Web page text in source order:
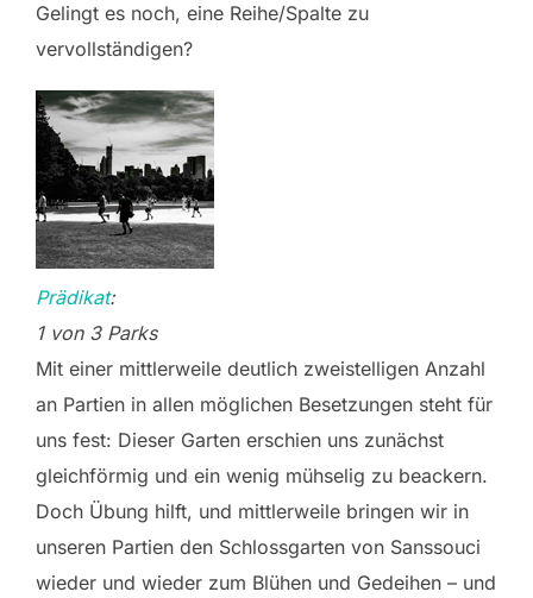
Gelingt es noch, eine Reihe/Spalte zu
vervollständigen?
Prädikat:
1 von 3 Parks
Mit einer mittlerweile deutlich zweistelligen Anzahl
an Partien in allen möglichen Besetzungen steht für
uns fest: Dieser Garten erschien uns zunächst
gleichförmig und ein wenig mühselig zu beackern.
Doch Übung hilft, und mittlerweile bringen wir in
unseren Partien den Schlossgarten von Sanssouci
wieder und wieder zum Blühen und Gedeihen – und